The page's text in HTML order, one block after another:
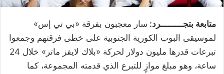
متابعة بتجـــــــــرد: سار معجبون بفرقة «بي تي إس»
لموسيقى البوب الكورية الجنوبية على خطى فرقتهم وجمعوا
تبرعات قدرها مليون دولار لحركة «بلاك لايفز ماتر» خلال 24
ساعة، وهو مبلغ موازٍ للتبرع الذي قدمته المجموعة، كما